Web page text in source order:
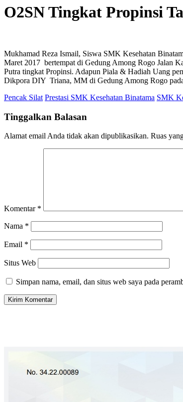
O2SN Tingkat Propinsi
Mukhamad Reza Ismail, Siswa SMK Kesehatan
Maret 2017 bertempat di Gedung Among Rogo Jalan
Putra tingkat Propinsi. Adapun Piala & Hadiah Uang
Dikpora DIY Triana, MM di Gedung Among Rogo
Pencak Silat Prestasi SMK Kesehatan Binatama SMK
Tinggalkan Balasan
Alamat email Anda tidak akan dipublikasikan. Ruas
Komentar *
Nama *
Email *
Situs Web
Simpan nama, email, dan situs web saya pada